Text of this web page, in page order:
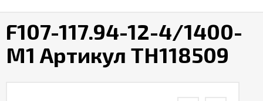
F107-117.94-12-4/1400-
M1 Артикул TH118509